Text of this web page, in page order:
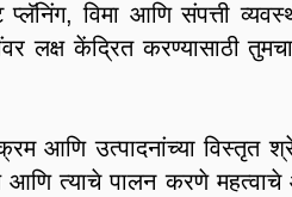
प्लॅनिंग, विमा आणि संपत्ती
लक्ष केंद्रित करण्यासाठी
आणि उत्पादनांच्या विस्तृत
आणि त्याचे पालन करणे